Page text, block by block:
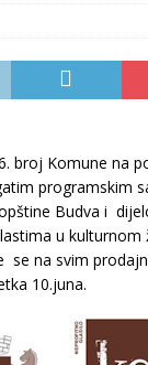
broj Komune na
programskim
Budva i
u kulturnom
se na svim
10.juna.